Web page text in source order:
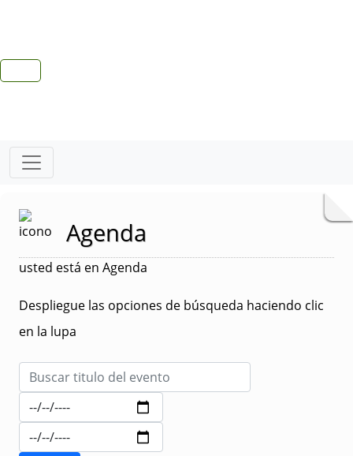
Agenda
usted está en Agenda
Despliegue las opciones de búsqueda haciendo clic
en la lupa